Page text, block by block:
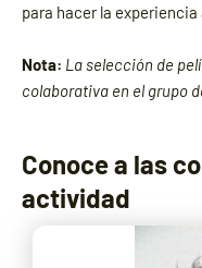
para hacer la experiencia
Nota: La selección de
colaborativa en el grupo
Conoce a las
actividad